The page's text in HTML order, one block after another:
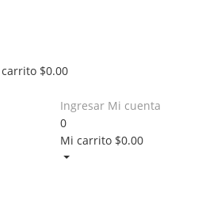
$0.00
Ingresar Mi cuenta
0
Mi carrito $0.00